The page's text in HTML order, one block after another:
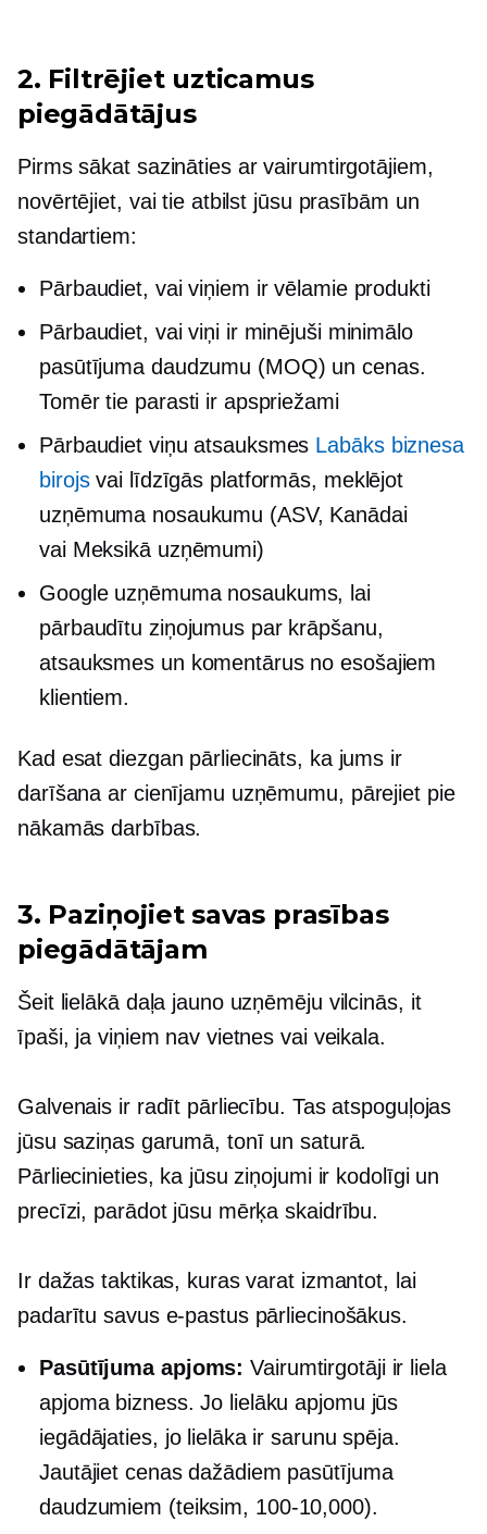
2. Filtrējiet uzticamus
piegādātājus
Pirms sākat sazināties ar vairumtirgotājiem,
novērtējiet, vai tie atbilst jūsu prasībām un
standartiem:
Pārbaudiet, vai viņiem ir vēlamie produkti
Pārbaudiet, vai viņi ir minējuši minimālo
pasūtījuma daudzumu (MOQ) un cenas.
Tomēr tie parasti ir apspriežami
Pārbaudiet viņu atsauksmes Labāks biznesa
birojsvai līdzīgās platformās, meklējot
uzņēmuma nosaukumu (ASV, Kanādai
vai Meksikāuzņēmumi)
Google uzņēmuma nosaukums, lai
pārbaudītu ziņojumus par krāpšanu,
atsauksmes un komentārus no esošajiem
klientiem.
Kad esat diezgan pārliecināts, ka jums ir
darīšana ar cienījamu uzņēmumu, pārejiet pie
nākamās darbības.
3. Paziņojiet savas prasības
piegādātājam
Šeit lielākā daļa jauno uzņēmēju vilcinās, it
īpaši, ja viņiem nav vietnes vai veikala.
Galvenais ir radīt pārliecību. Tas atspoguļojas
jūsu saziņas garumā, tonī un saturā.
Pārliecinieties, ka jūsu ziņojumi ir kodolīgi un
precīzi, parādot jūsu mērķa skaidrību.
Ir dažas taktikas, kuras varat izmantot, lai
padarītu savus e-pastus pārliecinošākus.
Pasūtījuma apjoms: Vairumtirgotāji ir liela
apjoma bizness. Jo lielāku apjomu jūs
iegādājaties, jo lielāka ir sarunu spēja.
Jautājiet cenas dažādiem pasūtījuma
daudzumiem (teiksim, 100-10,000).